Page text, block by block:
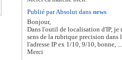
Publié par Absolut dans news
Bonjour,
Dans l'outil de localisation d'IP, je
sens de la rubrique precision dans
l'adresse IP ex 1/10, 9/10, bonne,
Merci